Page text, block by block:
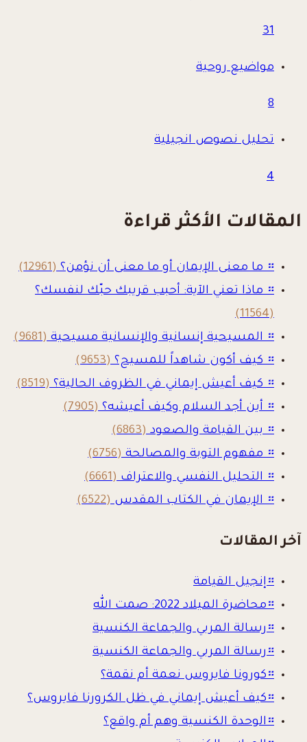
31
مواضيع روحية
8
تحليل نصوص انجيلية
4
المقالات الأكثر قراءة
። ما معنى الإيمان أو ما معنى أن نؤمن؟(12961)
። ماذا تعني الآية: أحبب قريبك حبّك لنفسك؟
(11564)
። المسيحية إنسانية والإنسانية مسيحية(9681)
። كيف أكون شاهداً للمسيح؟(9653)
። كيف أعيش إيماني في الظروف الحالية؟(8519)
። أين أجد السلام وكيف أعيشه؟(7905)
። بين القيامة والصعود(6863)
። مفهوم التوبة والمصالحة(6756)
። التحليل النفسي والاعتراف(6661)
። الإيمان في الكتاب المقدس(6522)
آخر المقالات
።إنجيل القيامة
።محاضرة الميلاد 2022: صمت الله
።رسالة المربي والجماعة الكنسية
።رسالة المربي والجماعة الكنسية
።كورونا فايروس نعمة أم نقمة؟
።كيف أعيش إيماني في ظل الكرورنا فايروس؟
።الوحدة الكنسية وهم أم واقع؟